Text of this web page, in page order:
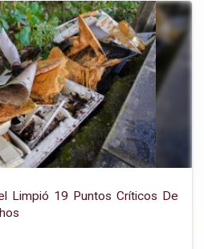
Limpió 19 Puntos Críticos De